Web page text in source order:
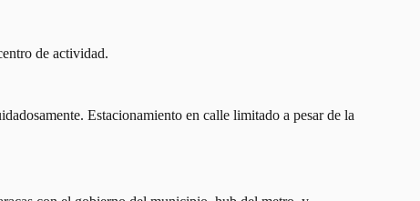
de actividad.
Estacionamiento en calle limitado a pesar de la